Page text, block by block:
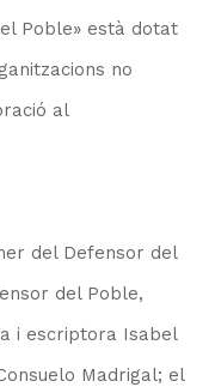
Poble» està dotat
no
al
del Defensor del
del Poble,
i escriptora Isabel
Madrigal; el